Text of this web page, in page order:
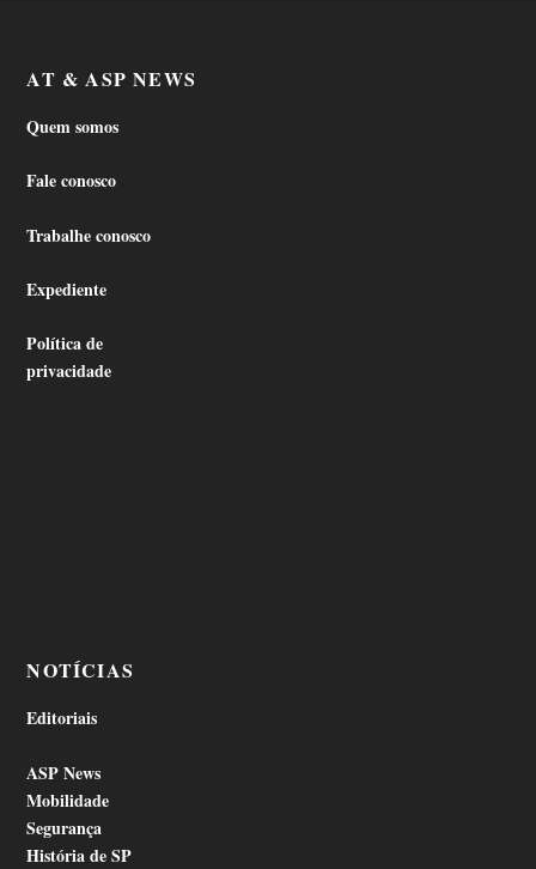
AT & ASP NEWS
Quem somos
Fale conosco
Trabalhe conosco
Expediente
Política de
privacidade
NOTÍCIAS
Editoriais
ASP News
Mobilidade
Segurança
História de SP